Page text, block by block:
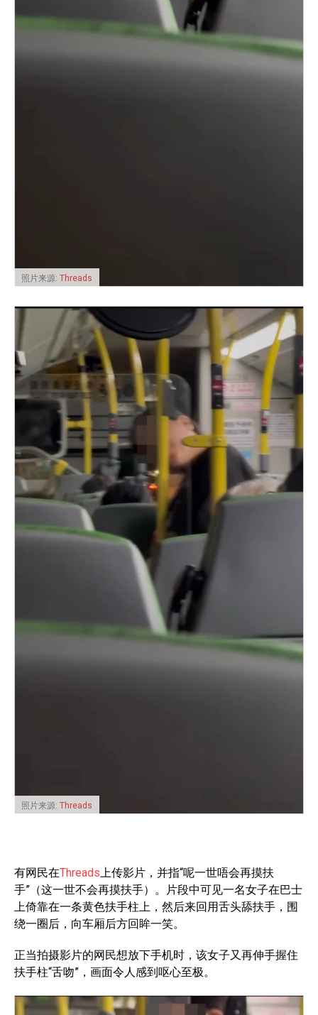
照片来源: Threads
照片来源: Threads
有网民在Threads上传影片，并指“呢一世唔会再摸扶
手”（这一世不会再摸扶手）。片段中可见一名女子在巴士
上倚靠在一条黄色扶手柱上，然后来回用舌头舔扶手，围
绕一圈后，向车厢后方回眸一笑。
正当拍摄影片的网民想放下手机时，该女子又再伸手握住
扶手柱“舌吻”，画面令人感到呕心至极。